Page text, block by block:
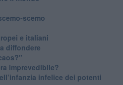
scemo
e italiani
diffondere
imprevedibile?
infelice dei potenti